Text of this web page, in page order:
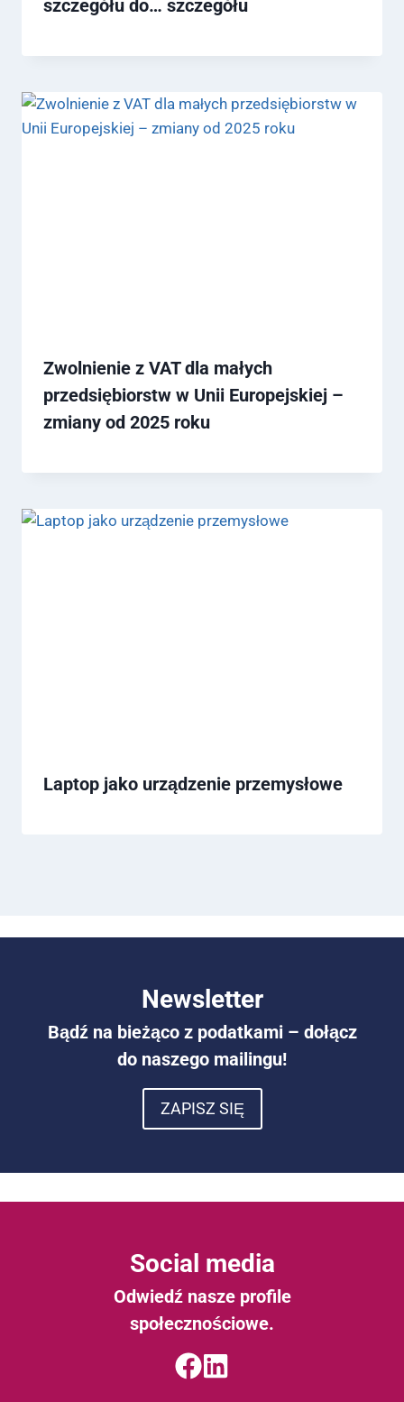
szczegółu do… szczegółu
Zwolnienie z VAT dla małych
przedsiębiorstw w Unii Europejskiej –
zmiany od 2025 roku
Laptop jako urządzenie przemysłowe
Newsletter
Bądź na bieżąco z podatkami – dołącz
do naszego mailingu!
ZAPISZ SIĘ
Social media
Odwiedź nasze profile
społecznościowe.